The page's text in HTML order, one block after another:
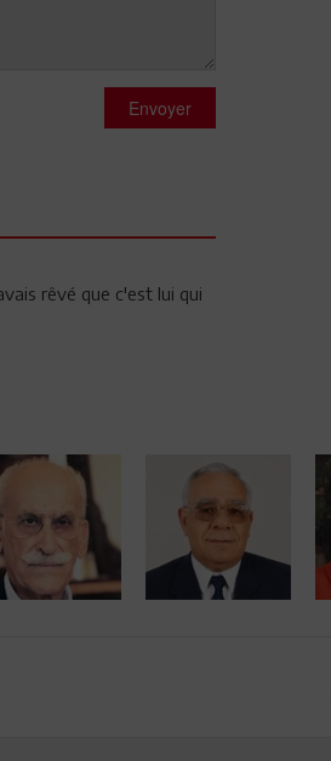
Envoyer
rêvé que c'est lui qui